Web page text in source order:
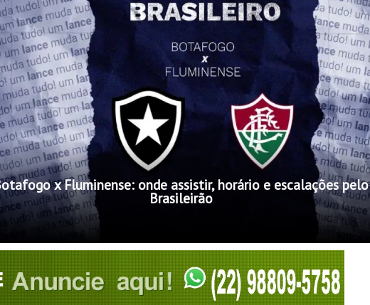
x Fluminense: onde assistir, horário e escalações pelo
Brasileirão